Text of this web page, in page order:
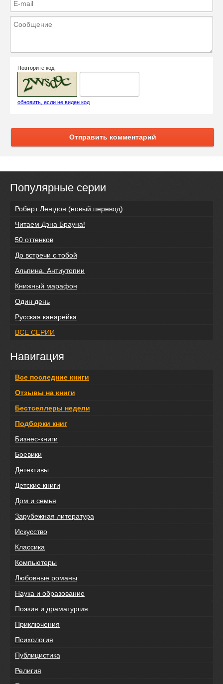
Повторите код:
обновить, если не виден код
Отправить комментарий
Популярные серии
Роберт Ленгдон (новый перевод)
Читаем Дэна Брауна!
50 оттенков
До встречи с тобой
Альпина. Антиутопии
Книжный марафон
Один день
Русская канарейка
ВСЕ СЕРИИ
Навигация
Все последние книги
Отзывы на книги
Бестселлеры недели
Подборки книг
Бизнес-книги
Боевики
Детективы
Детские книги
Дом и семья
Зарубежная литература
Искусство
Классика
Компьютеры
Любовные романы
Наука и образование
Поэзия и драматургия
Приключения
Психология
Публицистика
Религия